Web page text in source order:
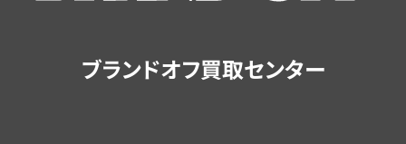
ブランドオフ買取センター